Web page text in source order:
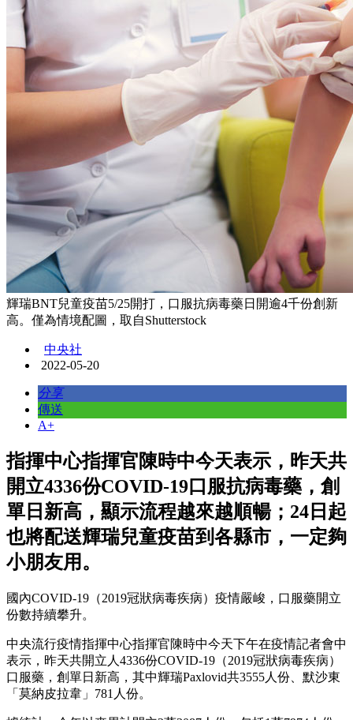
輝瑞BNT兒童疫苗5/25開打，口服抗病毒藥日開逾4千份創新
高。僅為情境配圖，取自Shutterstock
中央社
2022-05-20
分享
傳送
A+
指揮中心指揮官陳時中今天表示，昨天共
開立4336份COVID-19口服抗病毒藥，創
單日新高，顯示流程越來越順暢；24日起
也將配送輝瑞兒童疫苗到各縣市，一定夠
小朋友用。
國內COVID-19（2019冠狀病毒疾病）疫情嚴峻，口服藥開立
份數持續攀升。
中央流行疫情指揮中心指揮官陳時中今天下午在疫情記者會中
表示，昨天共開立人4336份COVID-19（2019冠狀病毒疾病）
口服藥，創單日新高，其中輝瑞Paxlovid共3555人份、默沙東
「莫納皮拉韋」781人份。